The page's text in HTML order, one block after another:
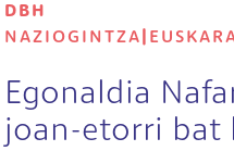
DBH
NAZIOGINTZA
Egonaldia
joan-etorri bat